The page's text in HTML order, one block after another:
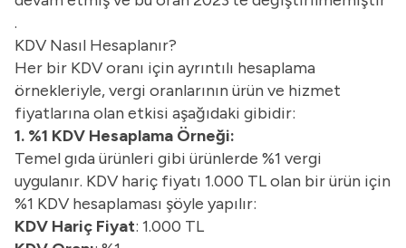
.
KDV Nasıl Hesaplanır?
Her bir KDV oranı için ayrıntılı hesaplama
örnekleriyle, vergi oranlarının ürün ve hizmet
fiyatlarına olan etkisi aşağıdaki gibidir:
1. %1 KDV Hesaplama Örneği:
Temel gıda ürünleri gibi ürünlerde %1 vergi
uygulanır. KDV hariç fiyatı 1.000 TL olan bir ürün için
%1 KDV hesaplaması şöyle yapılır:
KDV Hariç Fiyat: 1.000 TL